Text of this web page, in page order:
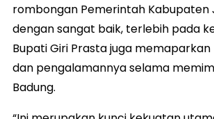
rombongan Pemerintah Kabupaten
dengan sangat baik, terlebih pada
Bupati Giri Prasta juga
dan pengalamannya selama
Badung.